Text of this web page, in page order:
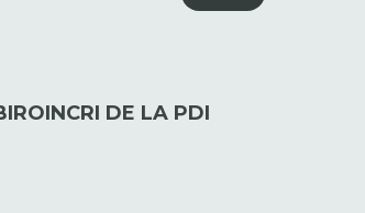
DE LA PDI